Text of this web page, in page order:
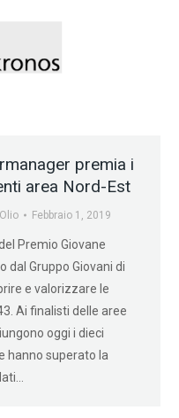
premia i
area Nord-Est
Febbraio 1, 2019
Premio Giovane
dal Gruppo Giovani di
e valorizzare le
Ai finalisti delle aree
oggi i dieci
hanno superato la